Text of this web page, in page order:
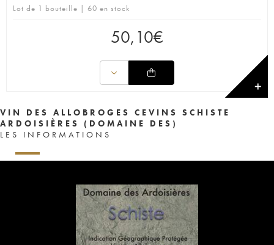
Lot de 1 bouteille | 60 en stock
50,10€
✕
VIN DES ALLOBROGES CEVINS SCHISTE
ARDOISIÈRES (DOMAINE DES)
LES INFORMATIONS